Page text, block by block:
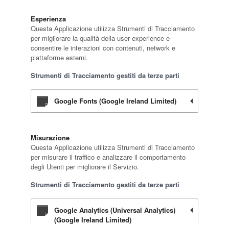
Esperienza
Questa Applicazione utilizza Strumenti di Tracciamento
per migliorare la qualità della user experience e
consentire le interazioni con contenuti, network e
piattaforme esterni.
Strumenti di Tracciamento gestiti da terze parti
Google Fonts (Google Ireland Limited)
Misurazione
Questa Applicazione utilizza Strumenti di Tracciamento
per misurare il traffico e analizzare il comportamento
degli Utenti per migliorare il Servizio.
Strumenti di Tracciamento gestiti da terze parti
Google Analytics (Universal Analytics)
(Google Ireland Limited)